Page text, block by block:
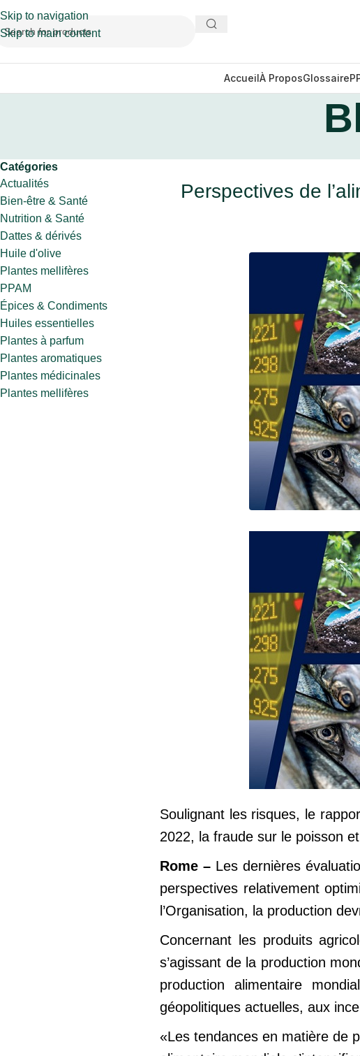
Skip to navigation
Skip to main content
AccueilÀ ProposGlossaire
Catégories
Actualités
Bien-être & Santé
Nutrition & Santé
Dattes & dérivés
Huile d'olive
Plantes mellifères
PPAM
Épices & Condiments
Huiles essentielles
Plantes à parfum
Plantes aromatiques
Plantes médicinales
Plantes mellifères
Perspectives de
Soulignant les risques, le
2022, la fraude sur le poisson
Rome – Les dernières
perspectives relativement
l’Organisation, la production
Concernant les produits
s’agissant de la production
production alimentaire
géopolitiques actuelles, aux
«Les tendances en matière de